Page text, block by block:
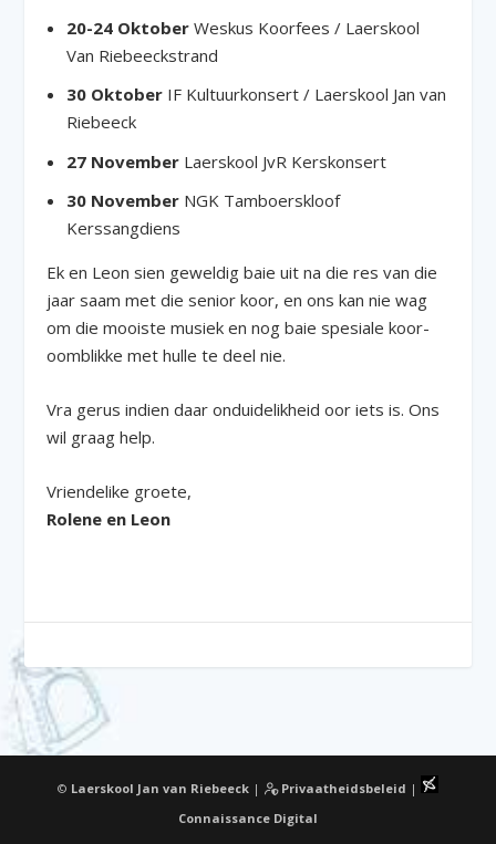
20-24 OktoberWeskus Koorfees / Laerskool
Van Riebeeckstrand
30 OktoberIF Kultuurkonsert / Laerskool Jan van
Riebeeck
27 NovemberLaerskool JvR Kerskonsert
30 NovemberNGK Tamboerskloof
Kerssangdiens
Ek en Leon sien geweldig baie uit na die res van die
jaar saam met die senior koor, en ons kan nie wag
om die mooiste musiek en nog baie spesiale koor-
oomblikke met hulle te deel nie.
Vra gerus indien daar onduidelikheid oor iets is. Ons
wil graag help.
Vriendelike groete,
Rolene en Leon
© Laerskool Jan van Riebeeck| Privaatheidsbeleid |
Connaissance Digital